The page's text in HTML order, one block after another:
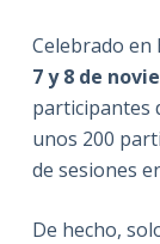
Celebrado en
7 y 8 de
participantes
unos 200
de sesiones
De hecho,